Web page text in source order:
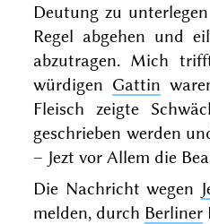
Deutung zu
Regel abgehen und
abzutragen. Mich
würdigen Gattin
Fleisch zeigte
geschrieben werden
– Jezt vor Allem die
Die Nachricht wegen
melden, durch Berliner